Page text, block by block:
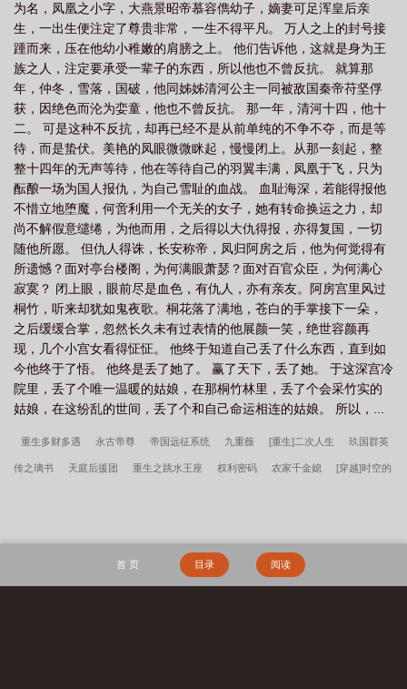
为名，凤凰之小字，大燕景昭帝慕容儁幼子，嫡妻可足浑皇后亲
生，一出生便注定了尊贵非常，一生不得平凡。 万人之上的封号接
踵而来，压在他幼小稚嫩的肩膀之上。 他们告诉他，这就是身为王
族之人，注定要承受一辈子的东西，所以他也不曾反抗。 就算那
年，仲冬，雪落，国破，他同姊姊清河公主一同被敌国秦帝苻坚俘
获，因绝色而沦为娈童，他也不曾反抗。 那一年，清河十四，他十
二。 可是这种不反抗，却再已经不是从前单纯的不争不夺，而是等
待，而是蛰伏。美艳的凤眼微微眯起，慢慢闭上。从那一刻起，整
整十四年的无声等待，他在等待自己的羽翼丰满，凤凰于飞，只为
酝酿一场为国人报仇，为自己雪耻的血战。 血耻海深，若能得报他
不惜立地堕魔，何啻利用一个无关的女子，她有转命换运之力，却
尚不解假意缱绻，为他而用，之后得以大仇得报，亦得复国，一切
随他所愿。 但仇人得诛，长安称帝，凤归阿房之后，他为何觉得有
所遗憾？面对亭台楼阁，为何满眼萧瑟？面对百官众臣，为何满心
寂寞？ 闭上眼，眼前尽是血色，有仇人，亦有亲友。阿房宫里风过
桐竹，听来却犹如鬼夜歌。桐花落了满地，苍白的手掌接下一朵，
之后缓缓合掌，忽然长久未有过表情的他展颜一笑，绝世容颜再
现，几个小宫女看得怔怔。 他终于知道自己丢了什么东西，直到如
今他终于了悟。 他终是丢了她了。 赢了天下，丢了她。 于这深宫冷
院里，丢了个唯一温暖的姑娘，在那桐竹林里，丢了个会采竹实的
姑娘，在这纷乱的世间，丢了个和自己命运相连的姑娘。 所以，...
重生多财多遇 永古帝尊 帝国远征系统 九重薇 [重生]二次人生 玖国群英
传之璃书 天庭后援团 重生之跳水王座 权利密码 农家千金媳 [穿越]时空的
穿越四零，开局全村被屠 镇龙棺，阎王命
首 页 目录 阅读